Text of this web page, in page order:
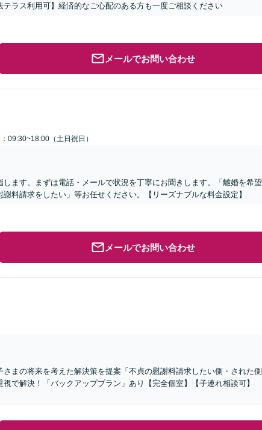
ラス利用可】経済的なご心配のある方も一度ご相談ください
メールでお問い合わせ
09:30~18:00（土日祝日）
します。まずは電話・メールで状況を丁寧にお聞きします。「離婚を希望
料請求をしたい」等お任せください。【リーズナブルな料金設定】
メールでお問い合わせ
さまの将来を考えた解決策を提案「不貞の慰謝料請求したい側・された側
で解決！「バックアッププラン」あり【完全個室】【子連れ相談可】